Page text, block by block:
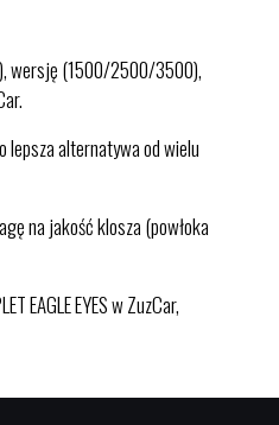
wersję (1500/2500/3500),
lepsza alternatywa od wielu
na jakość klosza (powłoka
EAGLE EYES w ZuzCar,